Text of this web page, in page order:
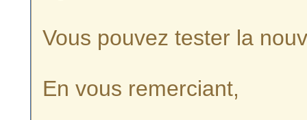
Vous pouvez tester la
En vous remerciant,